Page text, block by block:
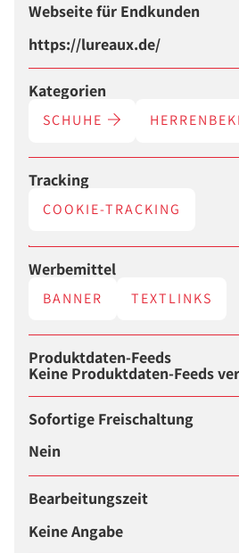
Webseite für Endkunden
https://lureaux.de/
Kategorien
SCHUHE
Tracking
COOKIE-TRACKING
Werbemittel
BANNER TEXTLINKS
Produktdaten-Feeds
Keine Produktdaten-Feeds
Sofortige Freischaltung
Nein
Bearbeitungszeit
Keine Angabe